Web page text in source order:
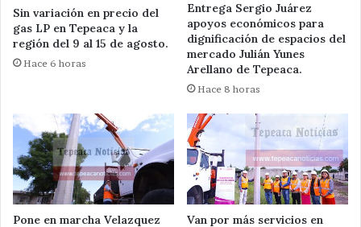
Sin variación en precio del
gas LP en Tepeaca y la
región del 9 al 15 de agosto.
Hace 6 horas
Entrega Sergio Juárez
apoyos económicos para
dignificación de espacios del
mercado Julián Yunes
Arellano de Tepeaca.
Hace 8 horas
Pone en marcha Velazquez
Van por más servicios en